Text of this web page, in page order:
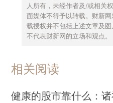
人所有，未经作者及/或相关
面媒体不得予以转载。财新
载授权并不包括上述文章及
不代表财新网的立场和观点。
相关阅读
健康的股市靠什么：